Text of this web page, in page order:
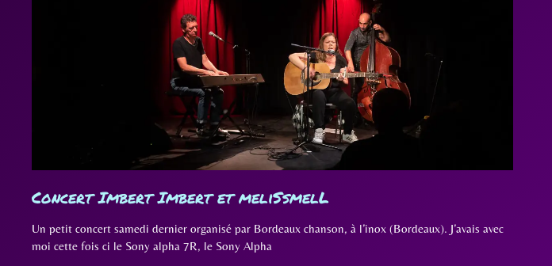
Concert Imbert Imbert et meliSsmelL
Un petit concert samedi dernier organisé par Bordeaux chanson, à l’inox (Bordeaux). J’avais avec
moi cette fois ci le Sony alpha 7R, le Sony Alpha